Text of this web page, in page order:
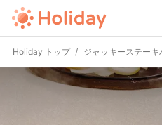
Holiday トップ ジャッキーステーキ